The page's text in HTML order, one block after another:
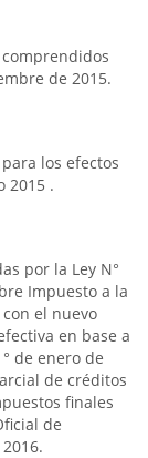
de 2015.
los efectos
2015 .
por la Ley N°
Impuesto a la
el nuevo
en base a
de enero de
de créditos
finales
de